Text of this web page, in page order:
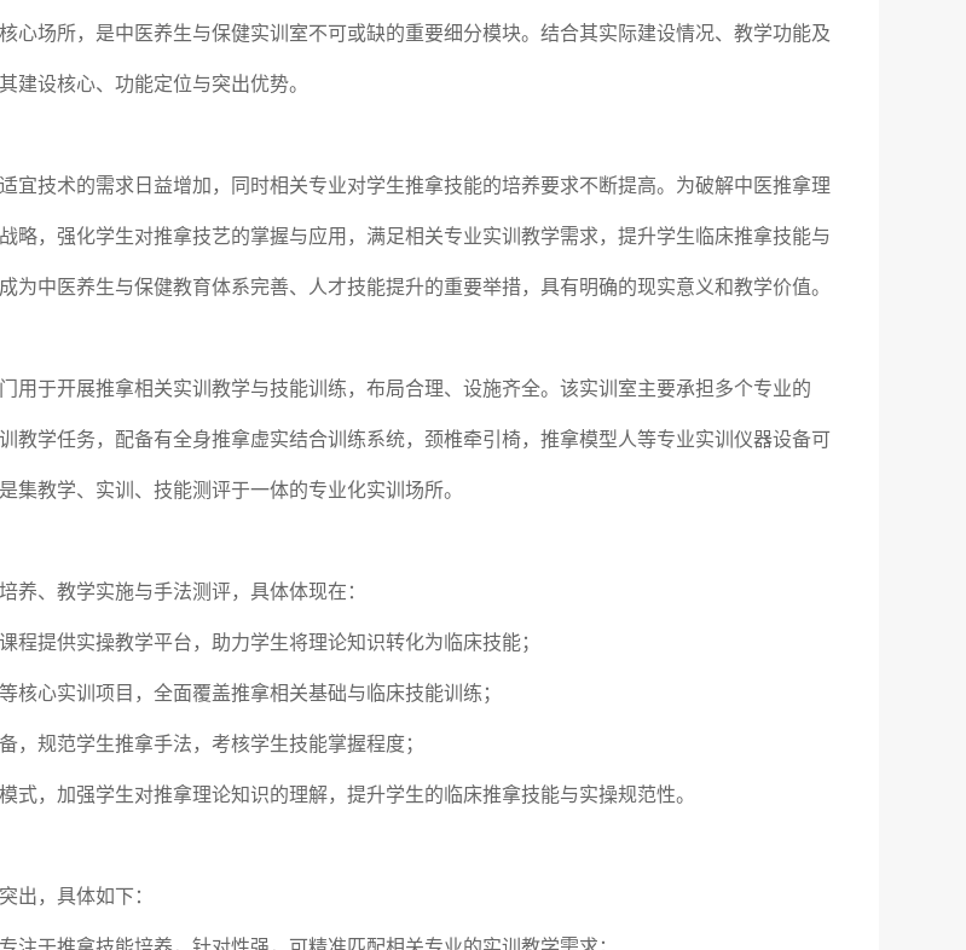
心场所，是中医养生与保健实训室不可或缺的重要细分模块。结合其实际建设情况、教学功能及
建设核心、功能定位与突出优势。
宜技术的需求日益增加，同时相关专业对学生推拿技能的培养要求不断提高。为破解中医推拿理
略，强化学生对推拿技艺的掌握与应用，满足相关专业实训教学需求，提升学生临床推拿技能与
中医养生与保健教育体系完善、人才技能提升的重要举措，具有明确的现实意义和教学价值。
用于开展推拿相关实训教学与技能训练，布局合理、设施齐全。该实训室主要承担多个专业的
教学任务，配备有全身推拿虚实结合训练系统，颈椎牵引椅，推拿模型人等专业实训仪器设备可
教学、实训、技能测评于一体的专业化实训场所。
养、教学实施与手法测评，具体体现在：
提供实操教学平台，助力学生将理论知识转化为临床技能；
心实训项目，全面覆盖推拿相关基础与临床技能训练；
，规范学生推拿手法，考核学生技能掌握程度；
，加强学生对推拿理论知识的理解，提升学生的临床推拿技能与实操规范性。
出，具体如下：